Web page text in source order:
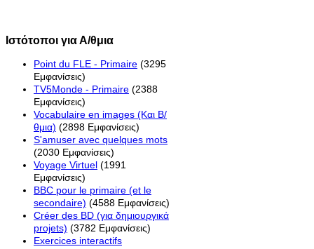
Ιστότοποι για Α/θμια
Point du FLE - Primaire (3295
Εμφανίσεις)
TV5Monde - Primaire (2388
Εμφανίσεις)
Vocabulaire en images (Και Β/
θμια) (2898 Εμφανίσεις)
S'amuser avec quelques mots
(2030 Εμφανίσεις)
Voyage Virtuel (1991
Εμφανίσεις)
BBC pour le primaire (et le
secondaire) (4588 Εμφανίσεις)
Créer des BD (για δημιουργικά
projets) (3782 Εμφανίσεις)
Exercices interactifs